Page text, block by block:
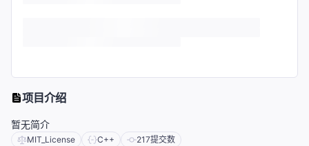
项目介绍
暂无简介
MIT_License C++ 217提交数